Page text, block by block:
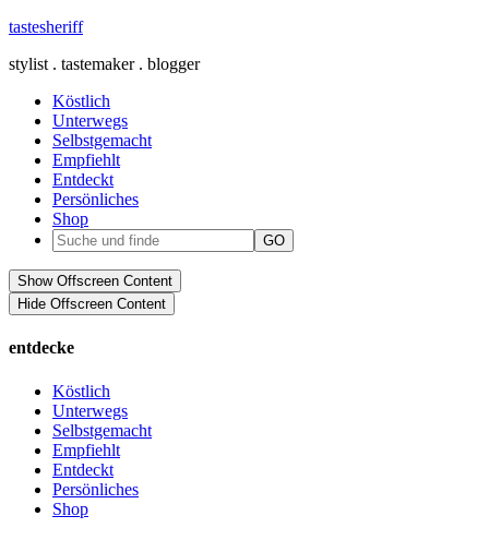
tastesheriff
stylist . tastemaker . blogger
Köstlich
Unterwegs
Selbstgemacht
Empfiehlt
Entdeckt
Persönliches
Shop
Show Offscreen Content
Hide Offscreen Content
entdecke
Köstlich
Unterwegs
Selbstgemacht
Empfiehlt
Entdeckt
Persönliches
Shop